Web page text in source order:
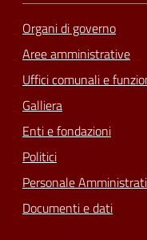
Organi di governo
Aree amministrative
Uffici comunali e
Galliera
Enti e fondazioni
Politici
Personale
Documenti e dati